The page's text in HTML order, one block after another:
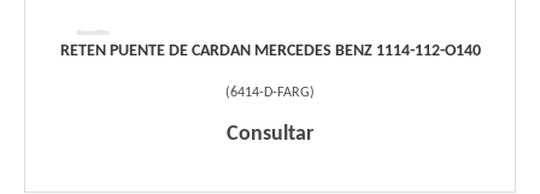
RETEN PUENTE DE CARDAN MERCEDES BENZ 1114-112-O140
(6414-D-FARG)
Consultar